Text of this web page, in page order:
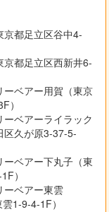
都足立区谷中4-
都足立区西新井6-
ベアー用賀（東京
）
ベアーライラック
区久が原3-37-5-
ベアー下丸子（東
）
ベアー東雲
1-9-4-1F）